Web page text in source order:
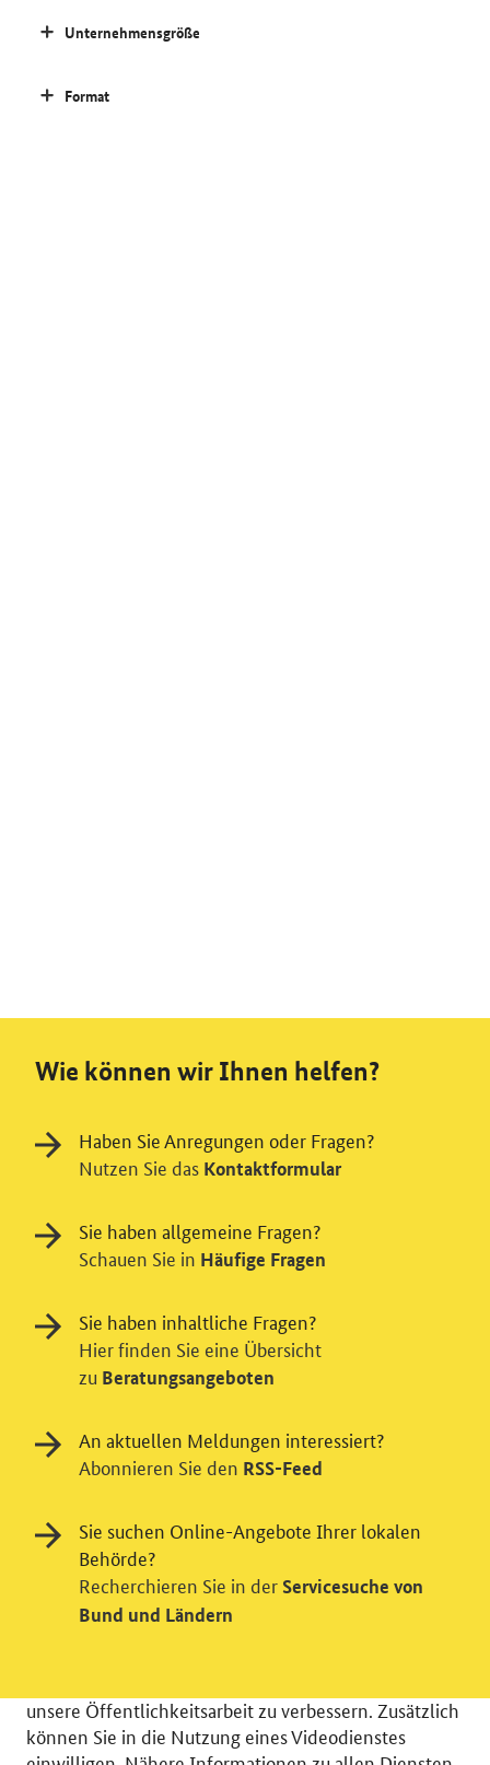
Unternehmensgröße
Format
Einwilligung in Tracking und / oder
Videodienst
Wir bitten Sie an dieser Stelle um Ihre Einwilligung für
verschiedene Zusatzdienste unserer Webseite: Wir
unsere Öffentlichkeitsarbeit zu verbessern. Zusätzlich
können Sie in die Nutzung eines Videodienstes
Wie können wir Ihnen helfen?
Haben Sie Anregungen oder Fragen?
Nutzen Sie das Kontaktformular
Sie haben allgemeine Fragen?
Schauen Sie in Häufige Fragen
Sie haben inhaltliche Fragen?
Hier finden Sie eine Übersicht
zu Beratungsangeboten
An aktuellen Meldungen interessiert?
Abonnieren Sie den RSS-Feed
Sie suchen Online-Angebote Ihrer lokalen
Behörde?
Recherchieren Sie in der Servicesuche von
Bund und Ländern